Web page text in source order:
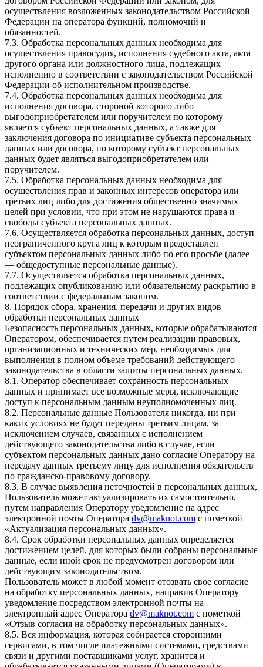
осуществления возложенных законодательством Российской
Федерации на оператора функций, полномочий и
обязанностей.
7.3. Обработка персональных данных необходима для
осуществления правосудия, исполнения судебного акта, акта
другого органа или должностного лица, подлежащих
исполнению в соответствии с законодательством Российской
Федерации об исполнительном производстве.
7.4. Обработка персональных данных необходима для
исполнения договора, стороной которого либо
выгодоприобретателем или поручителем по которому
является субъект персональных данных, а также для
заключения договора по инициативе субъекта персональных
данных или договора, по которому субъект персональных
данных будет являться выгодоприобретателем или
поручителем.
7.5. Обработка персональных данных необходима для
осуществления прав и законных интересов оператора или
третьих лиц либо для достижения общественно значимых
целей при условии, что при этом не нарушаются права и
свободы субъекта персональных данных.
7.6. Осуществляется обработка персональных данных, доступ
неограниченного круга лиц к которым предоставлен
субъектом персональных данных либо по его просьбе (далее
— общедоступные персональные данные).
7.7. Осуществляется обработка персональных данных,
подлежащих опубликованию или обязательному раскрытию в
соответствии с федеральным законом.
8. Порядок сбора, хранения, передачи и других видов
обработки персональных данных
Безопасность персональных данных, которые обрабатываются
Оператором, обеспечивается путем реализации правовых,
организационных и технических мер, необходимых для
выполнения в полном объеме требований действующего
законодательства в области защиты персональных данных.
8.1. Оператор обеспечивает сохранность персональных
данных и принимает все возможные меры, исключающие
доступ к персональным данным неуполномоченных лиц.
8.2. Персональные данные Пользователя никогда, ни при
каких условиях не будут переданы третьим лицам, за
исключением случаев, связанных с исполнением
действующего законодательства либо в случае, если
субъектом персональных данных дано согласие Оператору на
передачу данных третьему лицу для исполнения обязательств
по гражданско-правовому договору.
8.3. В случае выявления неточностей в персональных данных,
Пользователь может актуализировать их самостоятельно,
путем направления Оператору уведомление на адрес
электронной почты Оператора dv@maknot.com с пометкой
«Актуализация персональных данных».
8.4. Срок обработки персональных данных определяется
достижением целей, для которых были собраны персональные
данные, если иной срок не предусмотрен договором или
действующим законодательством.
Пользователь может в любой момент отозвать свое согласие
на обработку персональных данных, направив Оператору
уведомление посредством электронной почты на
электронный адрес Оператора dv@maknot.com с пометкой
«Отзыв согласия на обработку персональных данных».
8.5. Вся информация, которая собирается сторонними
сервисами, в том числе платежными системами, средствами
связи и другими поставщиками услуг, хранится и